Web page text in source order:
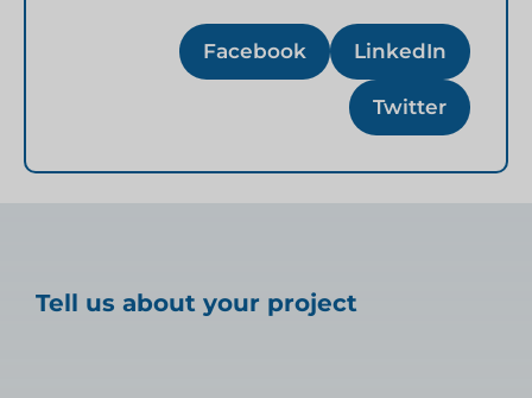
Facebook LinkedIn
Twitter
Tell us about your project